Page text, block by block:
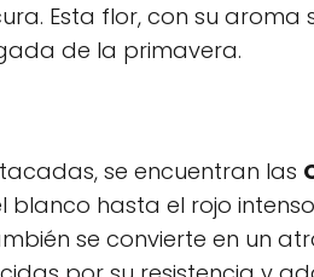
Esta flor, con su aroma
de la primavera.
se encuentran las
hasta el rojo
se convierte en un